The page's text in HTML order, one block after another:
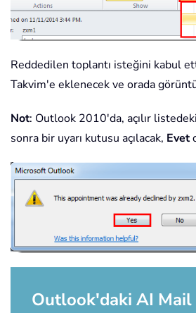
Reddedilen toplantı isteğini kabul
Takvim'e eklenecek ve orada
Not: Outlook 2010'da, açılır
sonra bir uyarı kutusu açılacak, Evet
Outlook'daki AI Mail